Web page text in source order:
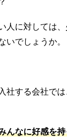
人に対しては
いでしょうか。
社する会社で
んなに好感を